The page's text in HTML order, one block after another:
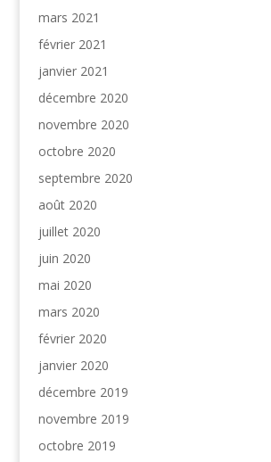
mars 2021
février 2021
janvier 2021
décembre 2020
novembre 2020
octobre 2020
septembre 2020
août 2020
juillet 2020
juin 2020
mai 2020
mars 2020
février 2020
janvier 2020
décembre 2019
novembre 2019
octobre 2019